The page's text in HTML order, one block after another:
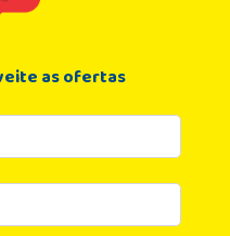
as ofertas